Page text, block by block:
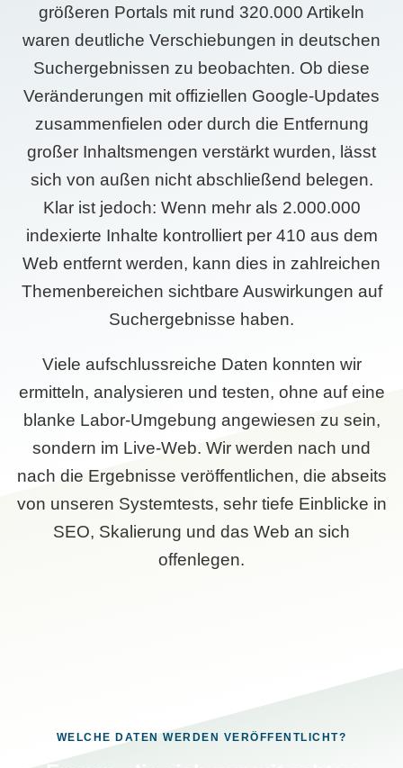
größeren Portals mit rund 320.000 Artikeln
waren deutliche Verschiebungen in deutschen
Suchergebnissen zu beobachten. Ob diese
Veränderungen mit offiziellen Google-Updates
zusammenfielen oder durch die Entfernung
großer Inhaltsmengen verstärkt wurden, lässt
sich von außen nicht abschließend belegen.
Klar ist jedoch: Wenn mehr als 2.000.000
indexierte Inhalte kontrolliert per 410 aus dem
Web entfernt werden, kann dies in zahlreichen
Themenbereichen sichtbare Auswirkungen auf
Suchergebnisse haben.
Viele aufschlussreiche Daten konnten wir
ermitteln, analysieren und testen, ohne auf eine
blanke Labor-Umgebung angewiesen zu sein,
sondern im Live-Web. Wir werden nach und
nach die Ergebnisse veröffentlichen, die abseits
von unseren Systemtests, sehr tiefe Einblicke in
SEO, Skalierung und das Web an sich
offenlegen.
WELCHE DATEN WERDEN VERÖFFENTLICHT?